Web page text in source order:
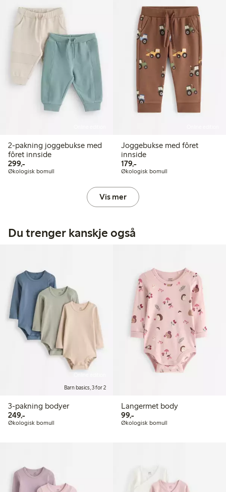
2-pakning joggebukse med
fôret innside
299,-299,00 kr
Økologisk bomull
Joggebukse med fôret
innside
179,-179,00 kr
Økologisk bomull
Vis mer
Du trenger kanskje også
Barn basics, 3 for 2
3-pakning bodyer
249,-249,00 kr
Økologisk bomull
Langermet body
99,-99,00 kr
Økologisk bomull